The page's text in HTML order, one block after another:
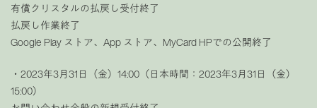
有償クリスタルの払戻し受付終了
払戻し作業終了
Google Play ストア、App ストア、MyCard HPでの公開終了
・2023年3月31日（金）14:00（日本時間：2023年3月31日（金）
15:00）